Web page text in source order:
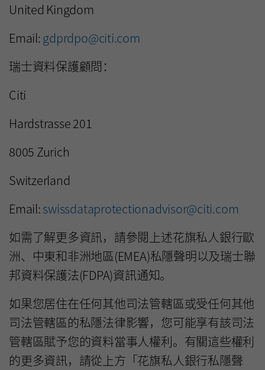
United Kingdom
Email:gdprdpo@citi.com
瑞士資料保護顧問：
Citi
Hardstrasse 201
8005 Zurich
Switzerland
Email:swissdataprotectionadvisor@citi.com
如需了解更多資訊，請參閱上述花旗私人銀行歐
洲、中東和非洲地區(EMEA)私隱聲明以及瑞士聯
邦資料保護法(FDPA)資訊通知。
如果您居住在任何其他司法管轄區或受任何其他
司法管轄區的私隱法律影響，您可能享有該司法
管轄區賦予您的資料當事人權利。有關這些權利
的更多資訊，請從上方「花旗私人銀行私隱聲